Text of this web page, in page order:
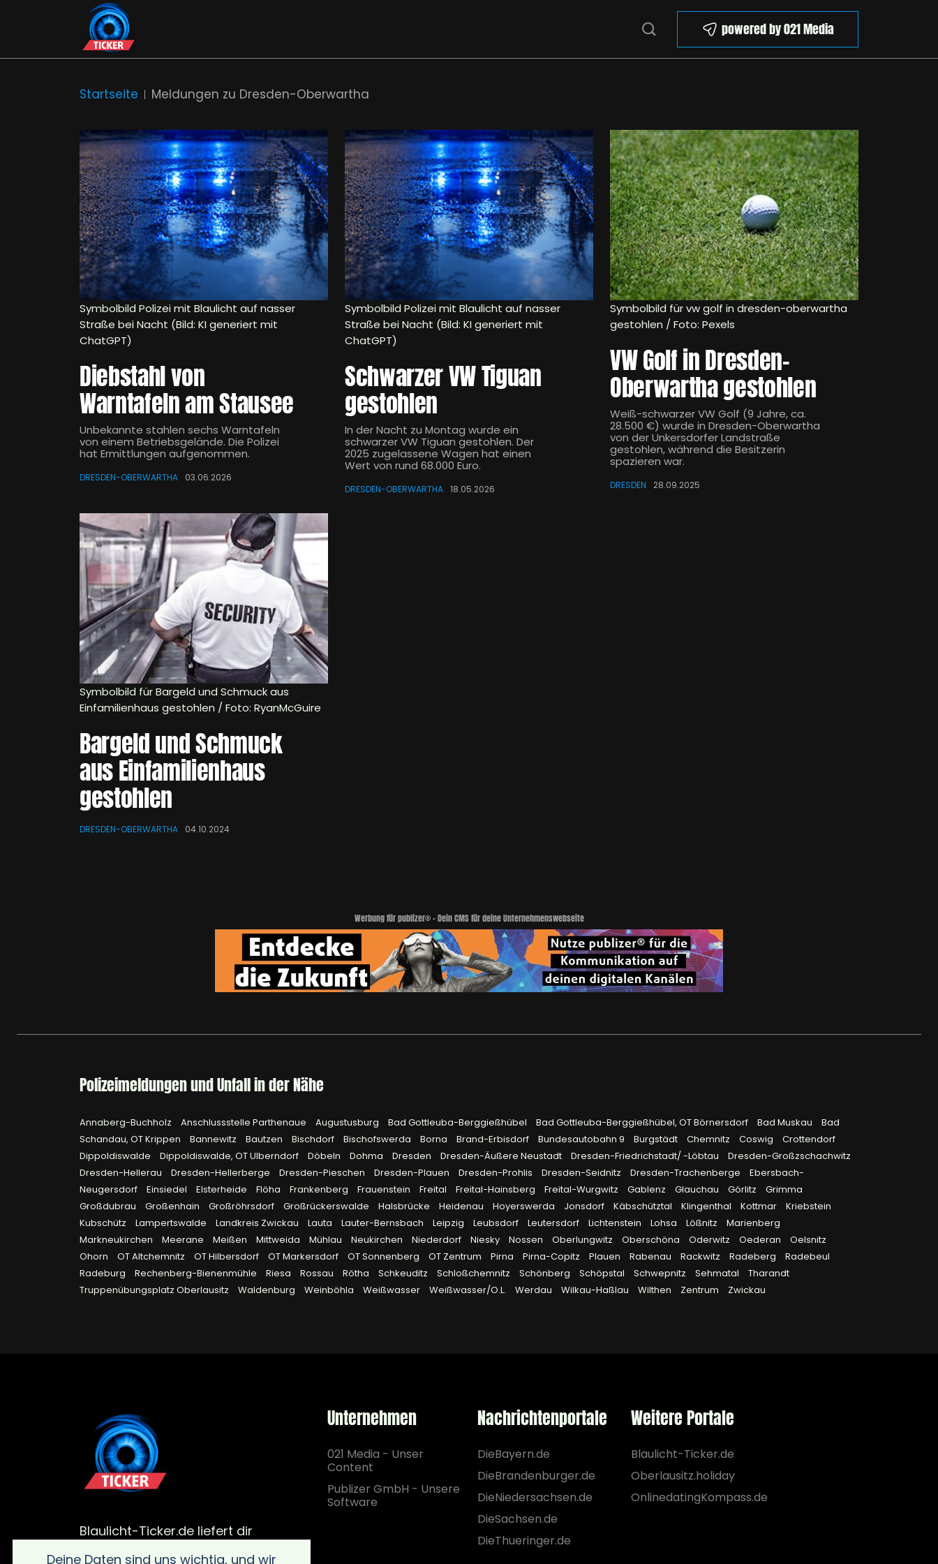
powered by 021 Media
Startseite Meldungen zu Dresden-Oberwartha
Symbolbild Polizei mit Blaulicht auf nasser
Straße bei Nacht (Bild: KI generiert mit
ChatGPT)
Diebstahl von
Warntafeln am Stausee
Unbekannte stahlen sechs Warntafeln
von einem Betriebsgelände. Die Polizei
hat Ermittlungen aufgenommen.
DRESDEN-OBERWARTHA 03.06.2026
Symbolbild Polizei mit Blaulicht auf nasser
Straße bei Nacht (Bild: KI generiert mit
ChatGPT)
Schwarzer VW Tiguan
gestohlen
In der Nacht zu Montag wurde ein
schwarzer VW Tiguan gestohlen. Der
2025 zugelassene Wagen hat einen
Wert von rund 68.000 Euro.
DRESDEN-OBERWARTHA 18.05.2026
Symbolbild für vw golf in dresden-oberwartha
gestohlen / Foto: Pexels
VW Golf in Dresden-
Oberwartha gestohlen
Weiß-schwarzer VW Golf (9 Jahre, ca.
28.500 €) wurde in Dresden-Oberwartha
von der Unkersdorfer Landstraße
gestohlen, während die Besitzerin
spazieren war.
DRESDEN 28.09.2025
Symbolbild für Bargeld und Schmuck aus
Einfamilienhaus gestohlen / Foto: RyanMcGuire
Bargeld und Schmuck
aus Einfamilienhaus
gestohlen
DRESDEN-OBERWARTHA 04.10.2024
Werbung für publizer® - Dein CMS für deine Unternehmenswebseite
Polizeimeldungen und Unfall in der Nähe
Annaberg-Buchholz Anschlussstelle Parthenaue Augustusburg Bad Gottleuba-Berggießhübel Bad Gottleuba-Berggießhübel, OT Börnersdorf Bad Muskau
Bad
Schandau, OT Krippen
Bannewitz Bautzen Bischdorf Bischofswerda Borna Brand-Erbisdorf Bundesautobahn 9 Burgstädt Chemnitz Coswig
Crottendorf
Dippoldiswalde
Dippoldiswalde, OT Ulberndorf Döbeln Dohma Dresden Dresden-Äußere Neustadt Dresden-Friedrichstadt/ -Löbtau
Dresden-Großzschachwitz
Dresden-Hellerau
Dresden-Hellerberge Dresden-Pieschen Dresden-Plauen Dresden-Prohlis Dresden-Seidnitz Dresden-Trachenberge
Ebersbach-
Neugersdorf
Einsiedel Elsterheide Flöha Frankenberg Frauenstein Freital Freital-Hainsberg Freital-Wurgwitz Gablenz Glauchau Görlitz
Grimma
Großdubrau
Großenhain Großröhrsdorf Großrückerswalde Halsbrücke Heidenau Hoyerswerda Jonsdorf Käbschütztal Klingenthal Kottmar
Kriebstein
Kubschütz
Lampertswalde Landkreis Zwickau Lauta Lauter-Bernsbach Leipzig Leubsdorf Leutersdorf Lichtenstein Lohsa Lößnitz
Marienberg
Markneukirchen
Meerane Meißen Mittweida Mühlau Neukirchen Niederdorf Niesky Nossen Oberlungwitz Oberschöna Oderwitz Oederan
Oelsnitz
Ohorn
OT Altchemnitz OT Hilbersdorf OT Markersdorf OT Sonnenberg OT Zentrum Pirna Pirna-Copitz Plauen Rabenau Rackwitz Radeberg
Radebeul
Radeburg
Rechenberg-Bienenmühle Riesa Rossau Rötha Schkeuditz Schloßchemnitz Schönberg Schöpstal Schwepnitz Sehmatal
Tharandt
Truppenübungsplatz Oberlausitz
Waldenburg Weinböhla Weißwasser Weißwasser/O.L. Werdau Wilkau-Haßlau Wilthen Zentrum Zwickau
Blaulicht-Ticker.de liefert dir
Unternehmen
021 Media - Unser
Content
Publizer GmbH - Unsere
Software
Nachrichtenportale
DieBayern.de
DieBrandenburger.de
DieNiedersachsen.de
DieSachsen.de
DieThueringer.de
Weitere Portale
Blaulicht-Ticker.de
Oberlausitz.holiday
OnlinedatingKompass.de
Deine Daten sind uns wichtig, und wir